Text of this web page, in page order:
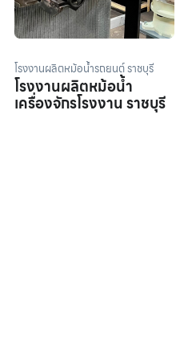
โรงงานผลิตหม้อน้ำรถยนต์ ราชบุรี
โรงงานผลิตหม้อน้ำ
เครื่องจักรโรงงาน ราชบุรี